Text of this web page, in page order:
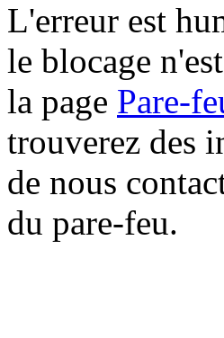
L'erreur est
le blocage
la page Pare-
trouverez des
de nous
du pare-feu.